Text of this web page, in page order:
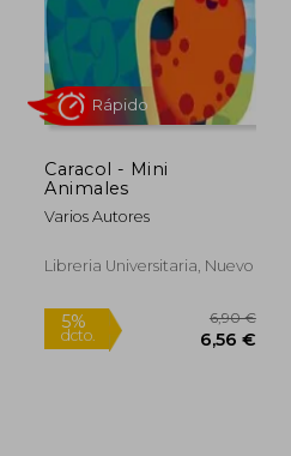
5,00 €
4,75 €
5%
dcto.
Caracol - Mini
Animales
Varios Autores
Libreria Universitaria, Nuevo